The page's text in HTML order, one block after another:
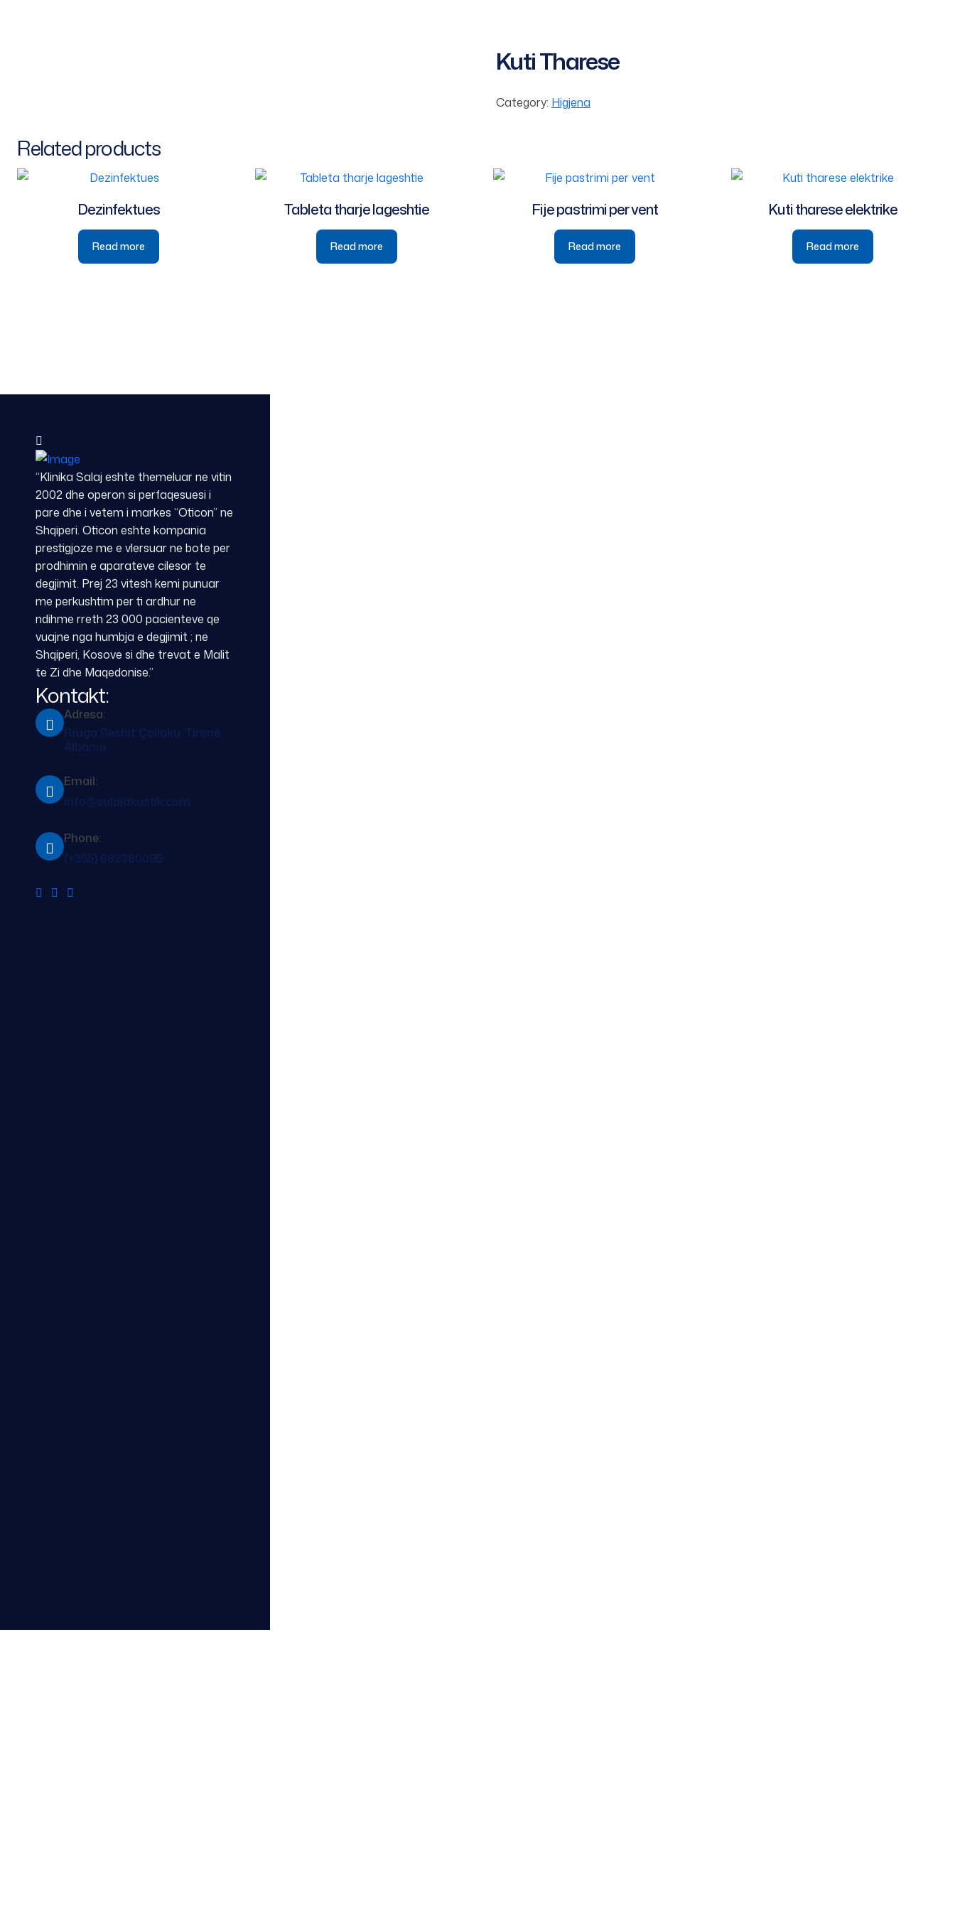
Kuti Tharese
Category: Higjena
Related products
Dezinfektues
Read more
Tableta tharje lageshtie
Read more
Fije pastrimi per vent
Read more
Kuti tharese elektrike
Read more
“Klinika Salaj eshte themeluar ne vitin
2002 dhe operon si perfaqesuesi i
pare dhe i vetem i markes “Oticon” ne
Shqiperi. Oticon eshte kompania
prestigjoze me e vlersuar ne bote per
prodhimin e aparateve cilesor te
degjimit. Prej 23 vitesh kemi punuar
me perkushtim per ti ardhur ne
ndihme rreth 23 000 pacienteve qe
vuajne nga humbja e degjimit ; ne
Shqiperi, Kosove si dhe trevat e Malit
te Zi dhe Maqedonise.”
Kontakt:
Adresa:
Rruga Reshit Çollaku, Tiranë,
Albania
Email:
info@salajakustik.com
Phone:
(+355) 682380095